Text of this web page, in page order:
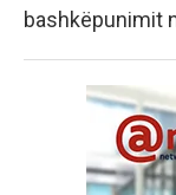
bashkëpunimit